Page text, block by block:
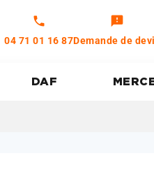
call
04 71 01 16 87
feedback
Demande de
DAF